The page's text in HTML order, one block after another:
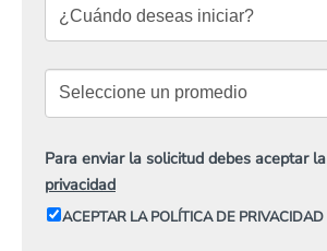
Para enviar la solicitud debes aceptar la
privacidad
ACEPTAR LA POLÍTICA DE PRIVACIDAD